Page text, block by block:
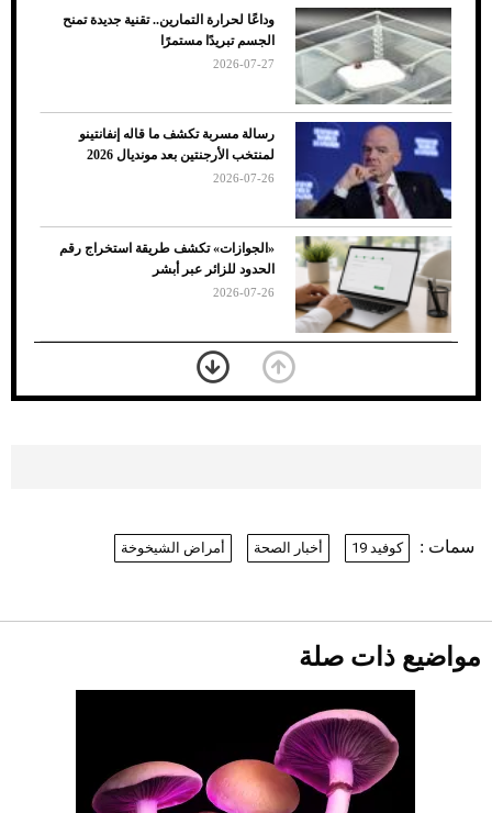
7 نصائح لاختيار لون البنطلون المناسب للقميص
الأسود
وداعًا لحرارة التمارين.. تقنية جديدة تمنح
الجسم تبريدًا مستمرًا
2026-07-27
رسالة مسربة تكشف ما قاله إنفانتينو
لمنتخب الأرجنتين بعد مونديال 2026
2026-07-26
«الجوازات» تكشف طريقة استخراج رقم
الحدود للزائر عبر أبشر
2026-07-26
بعد 7 أشهر من تعرضه لحادث مروع.. جوشوا
يفوز على برينغا بـ"الضربة القاضية" (فيديو)
سمات : كوفيد 19 أخبار الصحة أمراض الشيخوخة
مواضيع ذات صلة